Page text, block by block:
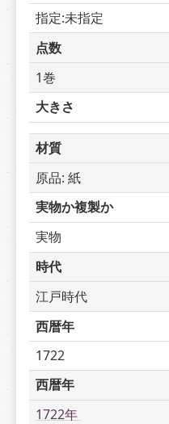
指定:未指定
点数
1巻
大きさ
材質
原品: 紙
実物か複製か
実物
時代
江戸時代
西暦年
1722
西暦年
1722年